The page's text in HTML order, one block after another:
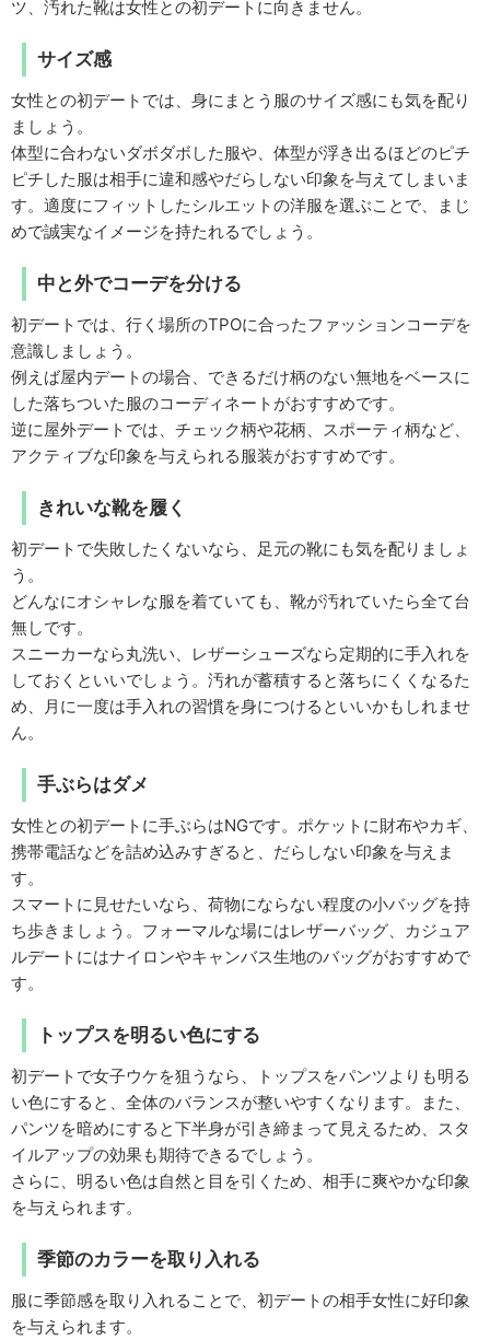
ツ、汚れた靴は女性との初デートに向きません。
サイズ感
女性との初デートでは、身にまとう服のサイズ感にも気を配り
ましょう。
体型に合わないダボダボした服や、体型が浮き出るほどのピチ
ピチした服は相手に違和感やだらしない印象を与えてしまいま
す。適度にフィットしたシルエットの洋服を選ぶことで、まじ
めで誠実なイメージを持たれるでしょう。
中と外でコーデを分ける
初デートでは、行く場所のTPOに合ったファッションコーデを
意識しましょう。
例えば屋内デートの場合、できるだけ柄のない無地をベースに
した落ちついた服のコーディネートがおすすめです。
逆に屋外デートでは、チェック柄や花柄、スポーティ柄など、
アクティブな印象を与えられる服装がおすすめです。
きれいな靴を履く
初デートで失敗したくないなら、足元の靴にも気を配りましょ
う。
どんなにオシャレな服を着ていても、靴が汚れていたら全て台
無しです。
スニーカーなら丸洗い、レザーシューズなら定期的に手入れを
しておくといいでしょう。汚れが蓄積すると落ちにくくなるた
め、月に一度は手入れの習慣を身につけるといいかもしれませ
ん。
手ぶらはダメ
女性との初デートに手ぶらはNGです。ポケットに財布やカギ、
携帯電話などを詰め込みすぎると、だらしない印象を与えま
す。
スマートに見せたいなら、荷物にならない程度の小バッグを持
ち歩きましょう。フォーマルな場にはレザーバッグ、カジュア
ルデートにはナイロンやキャンバス生地のバッグがおすすめで
す。
トップスを明るい色にする
初デートで女子ウケを狙うなら、トップスをパンツよりも明る
い色にすると、全体のバランスが整いやすくなります。また、
パンツを暗めにすると下半身が引き締まって見えるため、スタ
イルアップの効果も期待できるでしょう。
さらに、明るい色は自然と目を引くため、相手に爽やかな印象
を与えられます。
季節のカラーを取り入れる
服に季節感を取り入れることで、初デートの相手女性に好印象
を与えられます。